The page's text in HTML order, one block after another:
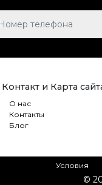
Контакт и Карта
О нас
Контакты
Блог
Условия
©